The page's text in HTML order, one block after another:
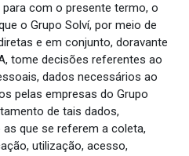
com o presente termo, o
o Grupo Solví, por meio de
e em conjunto, doravante
tome decisões referentes ao
dados necessários ao
pelas empresas do Grupo
de tais dados,
que se referem a coleta,
utilização, acesso,